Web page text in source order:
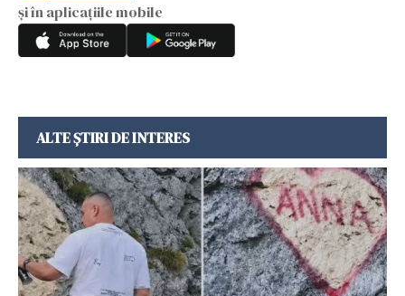
și în aplicațiile mobile
ALTE ȘTIRI DE INTERES